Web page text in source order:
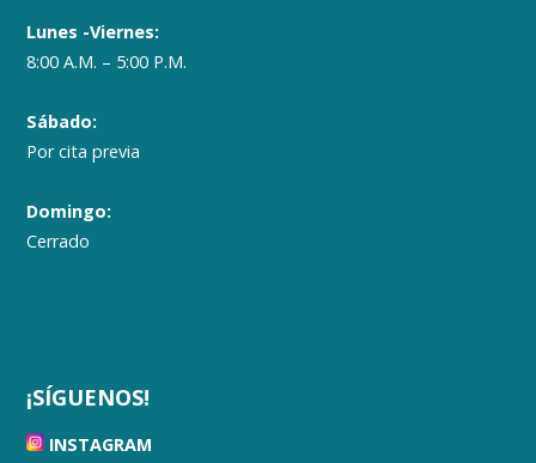
Lunes -Viernes:
8:00 A.M. – 5:00 P.M.
Sábado:
Por cita previa
Domingo:
Cerrado
¡SÍGUENOS!
INSTAGRAM